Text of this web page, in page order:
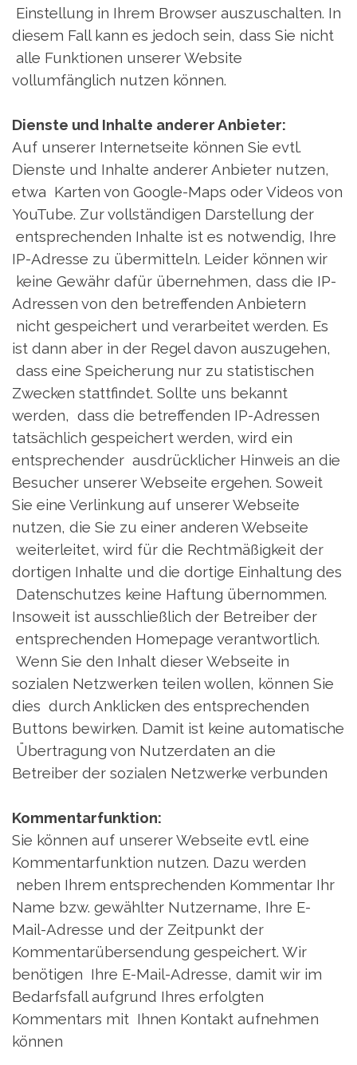
Einstellung in Ihrem Browser auszuschalten. In
diesem Fall kann es jedoch sein, dass Sie nicht
alle Funktionen unserer Website
vollumfänglich nutzen können.
Dienste und Inhalte anderer Anbieter:
Auf unserer Internetseite können Sie evtl.
Dienste und Inhalte anderer Anbieter nutzen,
etwa Karten von Google-Maps oder Videos von
YouTube. Zur vollständigen Darstellung der
entsprechenden Inhalte ist es notwendig, Ihre
IP-Adresse zu übermitteln. Leider können wir
keine Gewähr dafür übernehmen, dass die IP-
Adressen von den betreffenden Anbietern
nicht gespeichert und verarbeitet werden. Es
ist dann aber in der Regel davon auszugehen,
dass eine Speicherung nur zu statistischen
Zwecken stattfindet. Sollte uns bekannt
werden, dass die betreffenden IP-Adressen
tatsächlich gespeichert werden, wird ein
entsprechender ausdrücklicher Hinweis an die
Besucher unserer Webseite ergehen. Soweit
Sie eine Verlinkung auf unserer Webseite
nutzen, die Sie zu einer anderen Webseite
weiterleitet, wird für die Rechtmäßigkeit der
dortigen Inhalte und die dortige Einhaltung des
Datenschutzes keine Haftung übernommen.
Insoweit ist ausschließlich der Betreiber der
entsprechenden Homepage verantwortlich.
Wenn Sie den Inhalt dieser Webseite in
sozialen Netzwerken teilen wollen, können Sie
dies durch Anklicken des entsprechenden
Buttons bewirken. Damit ist keine automatische
Übertragung von Nutzerdaten an die
Betreiber der sozialen Netzwerke verbunden
Kommentarfunktion:
Sie können auf unserer Webseite evtl. eine
Kommentarfunktion nutzen. Dazu werden
neben Ihrem entsprechenden Kommentar Ihr
Name bzw. gewählter Nutzername, Ihre E-
Mail-Adresse und der Zeitpunkt der
Kommentarübersendung gespeichert. Wir
benötigen Ihre E-Mail-Adresse, damit wir im
Bedarfsfall aufgrund Ihres erfolgten
Kommentars mit Ihnen Kontakt aufnehmen
können